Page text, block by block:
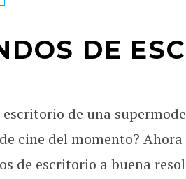
DE
de una
cine del momento?
de escritorio a buena